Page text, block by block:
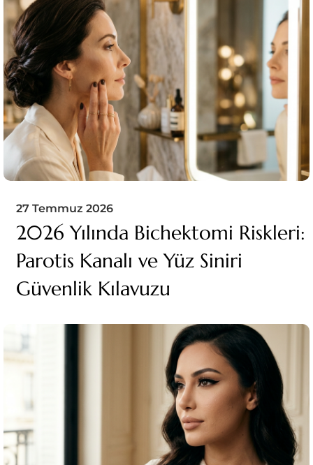
27 Temmuz 2026
2026 Yılında Bichektomi Riskleri:
Parotis Kanalı ve Yüz Siniri
Güvenlik Kılavuzu